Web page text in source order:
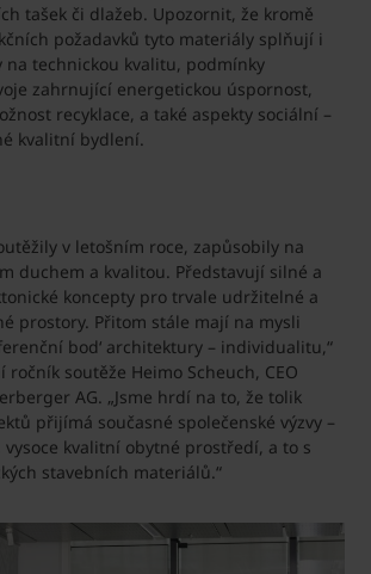
tašek či dlažeb. Upozornit, že kromě
požadavků tyto materiály splňují i
na technickou kvalitu, podmínky
zahrnující energetickou úspornost,
recyklace, a také aspekty sociální –
kvalitní bydlení.
v letošním roce, zapůsobily na
duchem a kvalitou. Představují silné a
koncepty pro trvale udržitelné a
prostory. Přitom stále mají na mysli
bod‘ architektury – individualitu,“
soutěže Heimo Scheuch, CEO
AG. „Jsme hrdí na to, že tolik
přijímá současné společenské výzvy –
kvalitní obytné prostředí, a to s
stavebních materiálů.“